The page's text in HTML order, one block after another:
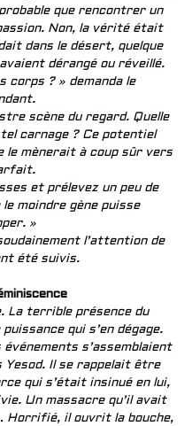
que rencontrer un
Non, la vérité était
dans le désert, quelque
dérangé ou réveillé.
corps ? » demanda le
scène du regard. Quelle
carnage ? Ce potentiel
le mènerait à coup sûr vers
et prélevez un peu de
moindre gène puisse
»
l’attention de
été suivis.
La terrible présence du
qui s’en dégage.
s’assemblaient
Yesod. Il se rappelait être
qui s’était insinué en lui,
Un massacre qu’il avait
Horrifié, il ouvrit la bouche,